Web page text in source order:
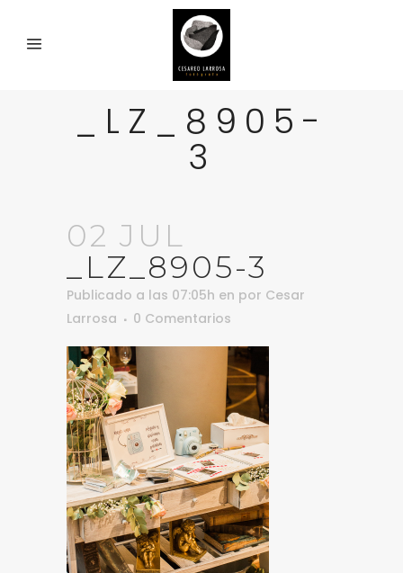
_LZ_8905-
3
02 JUL
_LZ_8905-3
Publicado a las 07:05h en por Cesar
Larrosa
0 Comentarios